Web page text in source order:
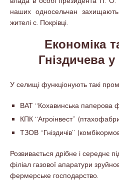
наших односельчан
жителі с. Покрівці.
Економіка
Гніздичева у
У селищі функціонують такі
ВАТ “Кохавинська паперова
КПК “Агроінвест”
ТЗОВ “Гніздичів”
Розвивається дрібне і середнє
філіал газової апаратури
фермерське господарство.